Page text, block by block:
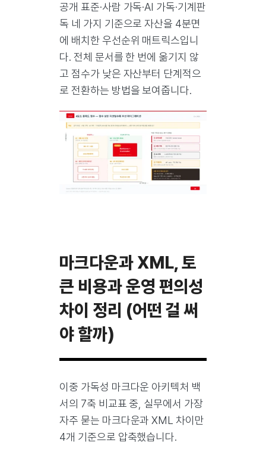
공개 표준·사람 가독·AI 가독·기계판
독 네 가지 기준으로 자산을 4분면
에 배치한 우선순위 매트릭스입니
다. 전체 문서를 한 번에 옮기지 않
고 점수가 낮은 자산부터 단계적으
로 전환하는 방법을 보여줍니다.
마크다운과 XML, 토
큰 비용과 운영 편의성
차이 정리 (어떤 걸 써
야 할까)
이중 가독성 마크다운 아키텍처 백
서의 7축 비교표 중, 실무에서 가장
자주 묻는 마크다운과 XML 차이만
4개 기준으로 압축했습니다.